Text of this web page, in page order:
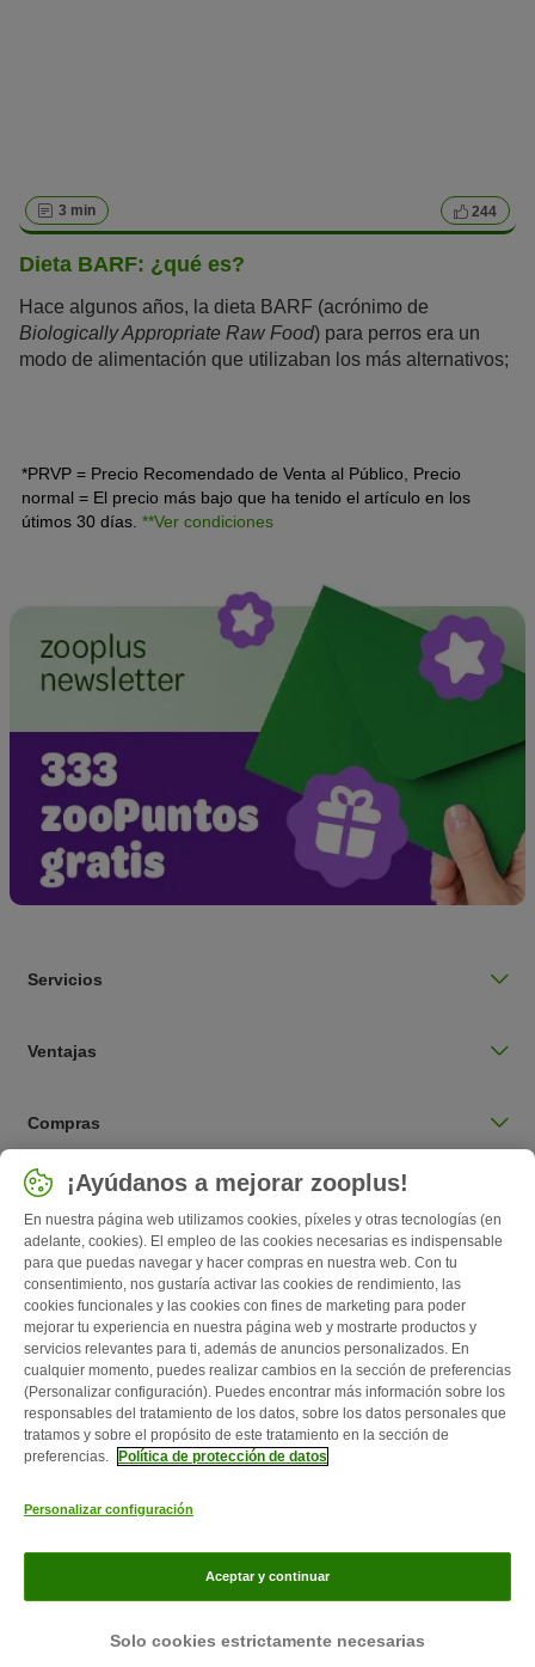
3 min 244
Dieta BARF: ¿qué es?
Hace algunos años, la dieta BARF (acrónimo de
Biologically Appropriate Raw Food) para perros era un
modo de alimentación que utilizaban los más alternativos;
*PRVP = Precio Recomendado de Venta al Público, Precio
normal = El precio más bajo que ha tenido el artículo en los
útimos 30 días. **Ver condiciones
Servicios
Ventajas
Compras
Seleccionar país
España / ES
Follow zooplus
Quiénes somos Empleo
Contacto
Gastos de envío y plazo de entrega
Formas de pago
Protección de datos
¡Ayúdanos a mejorar zooplus!
En nuestra página web utilizamos cookies, píxeles y otras tecnologías (en
adelante, cookies). El empleo de las cookies necesarias es indispensable
para que puedas navegar y hacer compras en nuestra web. Con tu
consentimiento, nos gustaría activar las cookies de rendimiento, las
cookies funcionales y las cookies con fines de marketing para poder
mejorar tu experiencia en nuestra página web y mostrarte productos y
servicios relevantes para ti, además de anuncios personalizados. En
cualquier momento, puedes realizar cambios en la sección de preferencias
(Personalizar configuración). Puedes encontrar más información sobre los
responsables del tratamiento de los datos, sobre los datos personales que
tratamos y sobre el propósito de este tratamiento en la sección de
preferencias.
Política de protección de datos
Personalizar configuración
Solo cookies estrictamente necesarias
Aceptar y continuar